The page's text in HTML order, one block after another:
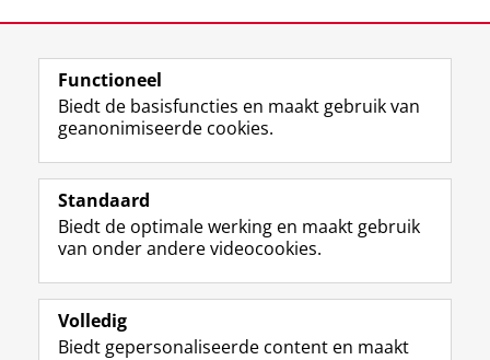
Volg de RUG
F
a
e
b
o
p
L
i
k
e
I
-
R
S
-
f
e
R
I
n
t
r
m
Y
o
T
e
k
Studiekiezers
Alumni
Over ons
Functioneel
Biedt de basisfuncties en maakt gebruik van
geanonimiseerde cookies.
Standaard
Biedt de optimale werking en maakt gebruik
van onder andere videocookies.
Volledig
Biedt gepersonaliseerde content en maakt